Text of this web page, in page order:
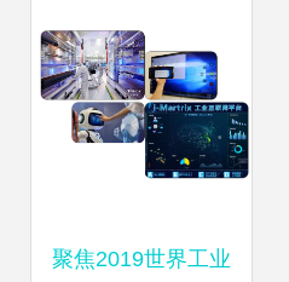
聚焦2019世界工业